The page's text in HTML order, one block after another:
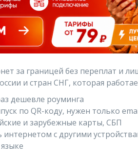
за границей без переплат и
и стран СНГ, которая
дешевле роуминга
по QR-коду, нужен только
и зарубежные карты, СБП
интернетом с другими